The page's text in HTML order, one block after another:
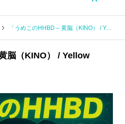
「うめこのHHBD – 黄脳（KINO） / Yellow Cortex –」1.0ml
脳（KINO） / Yellow